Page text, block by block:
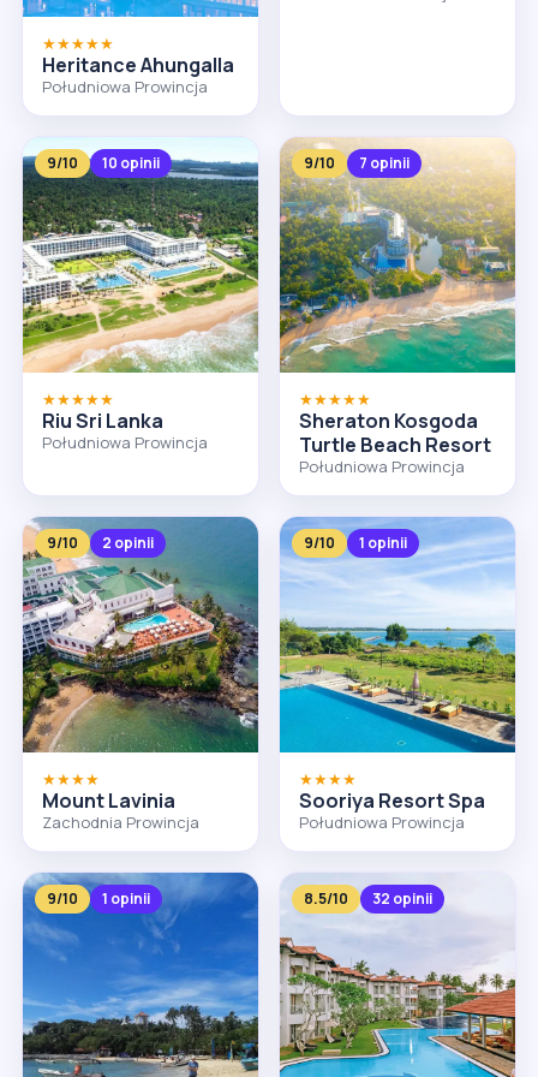
★★★★★
Heritance Ahungalla
Południowa Prowincja
9/10 10 opinii
★★★★★
Riu Sri Lanka
Południowa Prowincja
9/10 7 opinii
★★★★★
Sheraton Kosgoda
Turtle Beach Resort
Południowa Prowincja
9/10 2 opinii
★★★★
Mount Lavinia
Zachodnia Prowincja
9/10 1 opinii
★★★★
Sooriya Resort Spa
Południowa Prowincja
9/10 1 opinii 8.5/10 32 opinii